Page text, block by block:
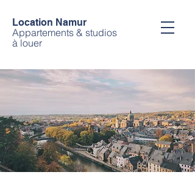
Location Namur
Appartements & studios
à louer